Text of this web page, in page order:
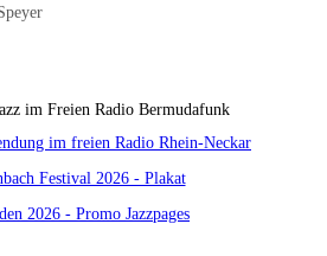
im freien Radio Rhein-Neckar